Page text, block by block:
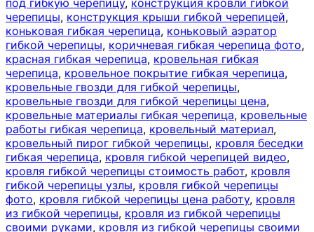
черепицы, конструкция крыши гибкой черепицей,
коньковая гибкая черепица, коньковый аэратор
гибкой черепицы, коричневая гибкая черепица фото,
красная гибкая черепица, кровельная гибкая
черепица, кровельное покрытие гибкая черепица,
кровельные гвозди для гибкой черепицы,
кровельные гвозди для гибкой черепицы цена,
кровельные материалы гибкая черепица, кровельные
работы гибкая черепица, кровельный материал,
кровельный пирог гибкой черепицы, кровля беседки
гибкая черепица, кровля гибкой черепицей видео,
кровля гибкой черепицы стоимость работ, кровля
гибкой черепицы узлы, кровля гибкой черепицы
фото, кровля гибкой черепицы цена работу, кровля
из гибкой черепицы, кровля из гибкой черепицы
своими руками, кровля из гибкой черепицы своими